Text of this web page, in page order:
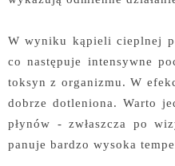
W wyniku kąpieli cieplnej
co następuje intensywne
toksyn z organizmu. W
dobrze dotleniona. Warto
płynów - zwłaszcza po
panuje bardzo wysoka